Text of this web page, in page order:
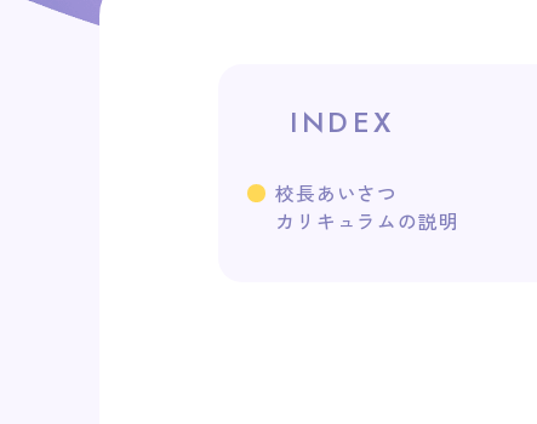
INDEX
校長あいさつ
カリキュラムの説明